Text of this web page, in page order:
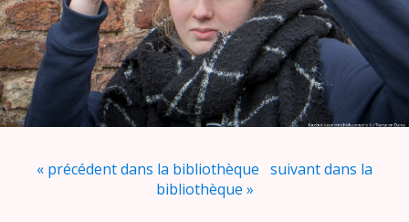
« précédent dans la bibliothèque suivant dans la
bibliothèque »